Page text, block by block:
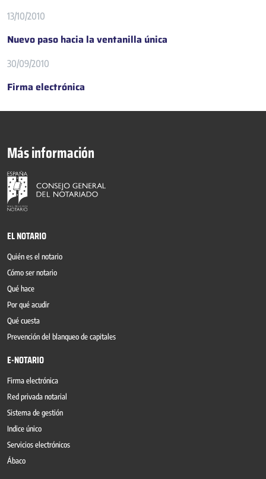
13/10/2010
Nuevo paso hacia la ventanilla única
30/09/2010
Firma electrónica
Más información
EL NOTARIO
Quién es el notario
Cómo ser notario
Qué hace
Por qué acudir
Qué cuesta
Prevención del blanqueo de capitales
E-NOTARIO
Firma electrónica
Red privada notarial
Sistema de gestión
Indice único
Servicios electrónicos
Ábaco